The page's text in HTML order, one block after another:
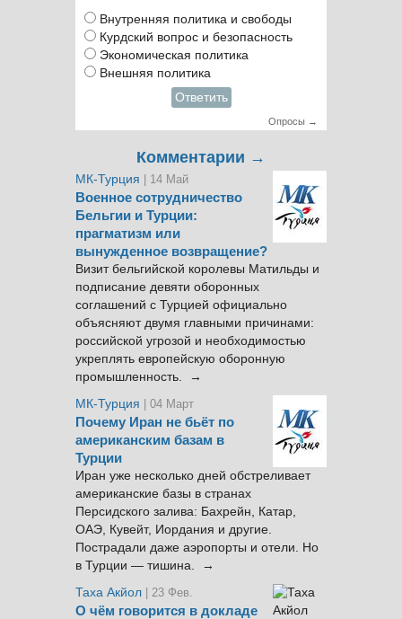
Внутренняя политика и свободы
Курдский вопрос и безопасность
Экономическая политика
Внешняя политика
Ответить
Опросы →
Комментарии →
МК-Турция | 14 Май
Военное сотрудничество
Бельгии и Турции:
прагматизм или
вынужденное возвращение?
Визит бельгийской королевы Матильды и
подписание девяти оборонных
соглашений с Турцией официально
объясняют двумя главными причинами:
российской угрозой и необходимостью
укреплять европейскую оборонную
промышленность. →
МК-Турция
| 04 Март
Почему Иран не бьёт по
американским базам в
Турции
Иран уже несколько дней обстреливает
американские базы в странах
Персидского залива: Бахрейн, Катар,
ОАЭ, Кувейт, Иордания и другие.
Пострадали даже аэропорты и отели. Но
в Турции — тишина. →
Таха Акйол | 23 Фев.
О чём говорится в докладе